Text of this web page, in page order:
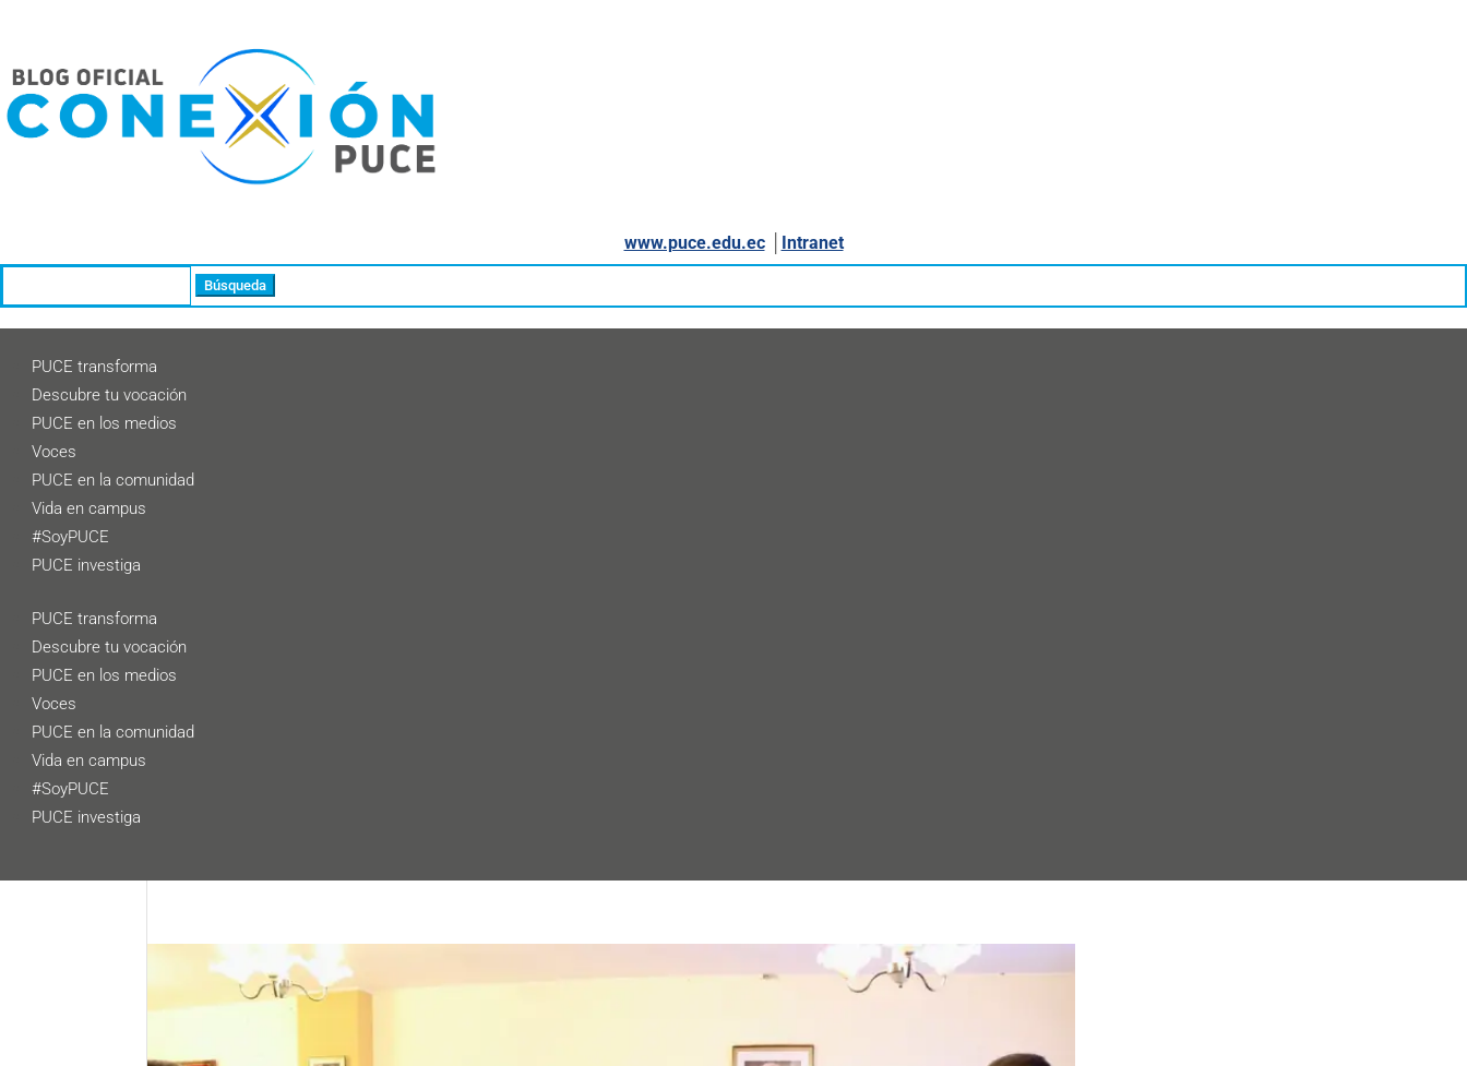
www.puce.edu.ec│ Intranet
PUCE transforma
Descubre tu vocación
PUCE en los medios
Voces
PUCE en la comunidad
Vida en campus
#SoyPUCE
PUCE investiga
PUCE transforma
Descubre tu vocación
PUCE en los medios
Voces
PUCE en la comunidad
Vida en campus
#SoyPUCE
PUCE investiga